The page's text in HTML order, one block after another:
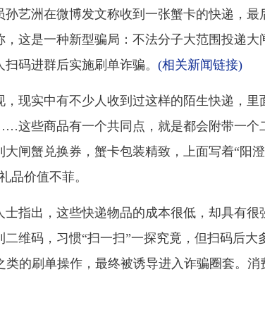
洲在微博发文称收到一张蟹卡的快递，最
，这是一种新型骗局：不法分子大范围投递
码进群后实施刷单诈骗。 (相关新闻链接)
实中有不少人收到过这样的陌生快递，里
这些商品有一个共同点，就是都会附带一个
闸蟹兑换券，蟹卡包装精致，上面写着“阳
品价值不菲。
出，这些快递物品的成本很低，却具有很
维码，习惯“扫一扫”一探究竟，但扫码后大
类的刷单操作，最终被诱导进入诈骗圈套。